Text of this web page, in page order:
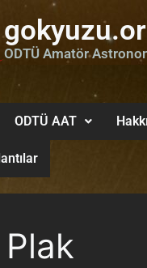
ODTÜ Amatör
ODTÜ AAT
Plak